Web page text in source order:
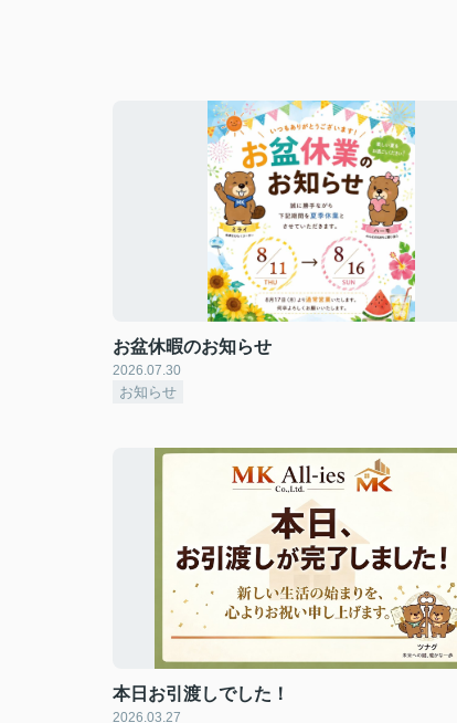
お盆休暇のお知らせ
2026.07.30
お知らせ
本日お引渡しでした！
2026.03.27